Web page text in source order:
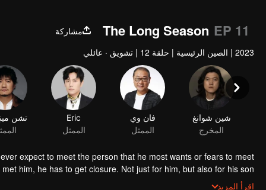
The Long Season EP 11
مشاركة
2023
| الصين الرئيسية | حلقة 12 | تشويق · عائلي
شين شوانغ
المخرج
فان وي
الممثل
Eric
الممثل
تشن
expect to meet the person that he most wants or fears to meet
him, he has to get closure. Not just for him, but also for his son.
full of vigour and vitality for he was driving a steel monster with
اقرأ المزيد